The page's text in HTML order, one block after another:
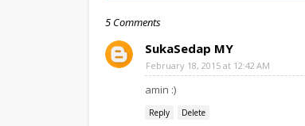
5 Comments
SukaSedap MY
February 18, 2015 at 12:42 AM
amin :)
Reply Delete